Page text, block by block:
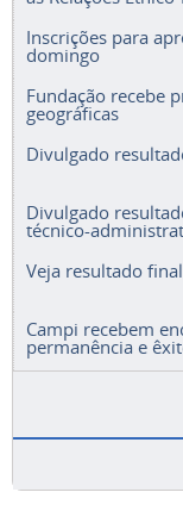
Inscrições para
domingo
Fundação recebe
geográficas
Divulgado
Divulgado
técnico-
Veja resultado
Campi recebem
permanência e